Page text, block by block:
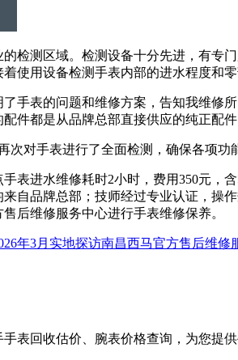
检测区域。检测设备十分先进，有专
使用设备检测手表内部的进水程度和
手表的问题和维修方案，告知我维修
件都是从品牌总部直接供应的纯正配件
次对手表进行了全面检测，确保各项
表进水维修耗时2小时，费用350元，
自品牌总部；技师经过专业认证，操
后维修服务中心进行手表维修保养。
年3月实地探访南昌西马官方售后维修
手表回收估价、腕表价格查询，为您提